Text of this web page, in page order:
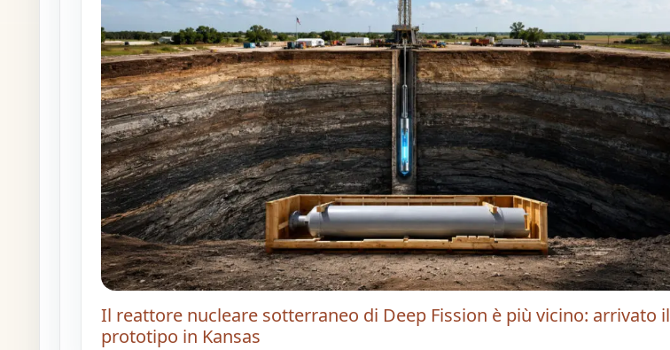
Il reattore nucleare sotterraneo di Deep Fission è più vicino: arrivato il
prototipo in Kansas